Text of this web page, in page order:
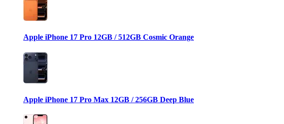
Apple iPhone 17 Pro 12GB / 512GB Cosmic Orange
Apple iPhone 17 Pro Max 12GB / 256GB Deep Blue